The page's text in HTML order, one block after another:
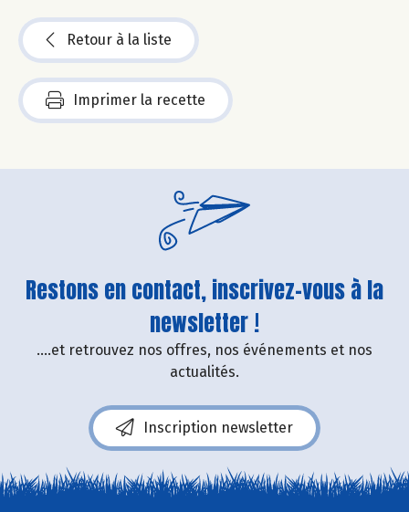
Retour à la liste
Imprimer la recette
Restons en contact, inscrivez-vous à la
newsletter !
....et retrouvez nos offres, nos événements et nos
actualités.
Inscription newsletter